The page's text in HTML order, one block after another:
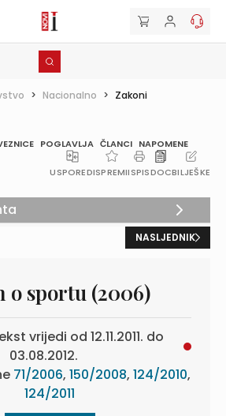
> Nacionalno > Zakoni
POGLAVLJA ČLANCI NAPOMENE
USPOREDISPREMIISPISDOCBILJEŠKE
NASLJEDNIK
o sportu (2006)
vrijedi od 12.11.2011. do
03.08.2012.
71/2006, 150/2008, 124/2010,
124/2011